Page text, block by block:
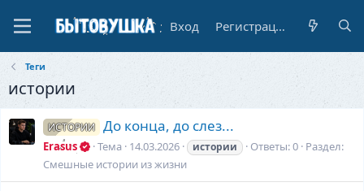
Вход Регистрация
Теги
истории
ИСТОРИИ До конца, до слез...
Erasus Тема 14.03.2026 истории Ответы: 0 Раздел:
Смешные истории из жизни